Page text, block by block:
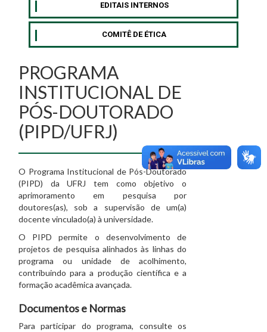
EDITAIS INTERNOS
COMITÊ DE ÉTICA
PROGRAMA
INSTITUCIONAL DE
PÓS-DOUTORADO
(PIPD/UFRJ)
O Programa Institucional de Pós-Doutorado
(PIPD) da UFRJ tem como objetivo o
aprimoramento em pesquisa por
doutores(as), sob a supervisão de um(a)
docente vinculado(a) à universidade.
O PIPD permite o desenvolvimento de
projetos de pesquisa alinhados às linhas do
programa ou unidade de acolhimento,
contribuindo para a produção científica e a
formação acadêmica avançada.
Documentos e Normas
Para participar do programa, consulte os